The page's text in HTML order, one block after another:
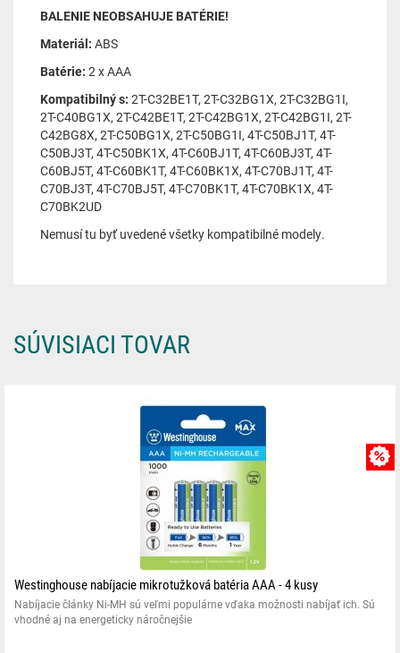
BALENIE NEOBSAHUJE BATÉRIE!
Materiál: ABS
Batérie: 2 x AAA
Kompatibilný s: 2T-C32BE1T, 2T-C32BG1X, 2T-C32BG1I,
2T-C40BG1X, 2T-C42BE1T, 2T-C42BG1X, 2T-C42BG1I, 2T-
C42BG8X, 2T-C50BG1X, 2T-C50BG1I, 4T-C50BJ1T, 4T-
C50BJ3T, 4T-C50BK1X, 4T-C60BJ1T, 4T-C60BJ3T, 4T-
C60BJ5T, 4T-C60BK1T, 4T-C60BK1X, 4T-C70BJ1T, 4T-
C70BJ3T, 4T-C70BJ5T, 4T-C70BK1T, 4T-C70BK1X, 4T-
C70BK2UD
Nemusí tu byť uvedené všetky kompatibilné modely.
SÚVISIACI TOVAR
Westinghouse nabíjacie mikrotužková batéria AAA - 4 kusy
Nabíjacie články Ni-MH sú veľmi populárne vďaka možnosti nabíjať ich. Sú
vhodné aj na energeticky náročnejšie